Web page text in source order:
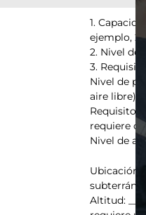
1.
ejemplo,
2. Nivel de
3.
Nivel de
aire libre)
Requisitos
requiere
Nivel de
Ubicación
Altitud: